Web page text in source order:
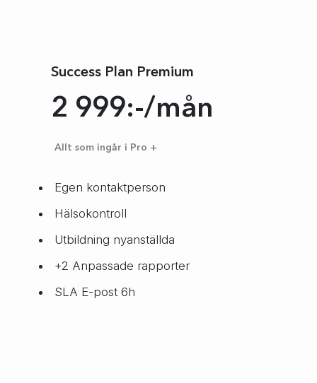
Success Plan Premium
2 999:-/mån
Allt som ingår i Pro +
Egen kontaktperson
Hälsokontroll
Utbildning nyanställda
+2 Anpassade rapporter
SLA E-post 6h